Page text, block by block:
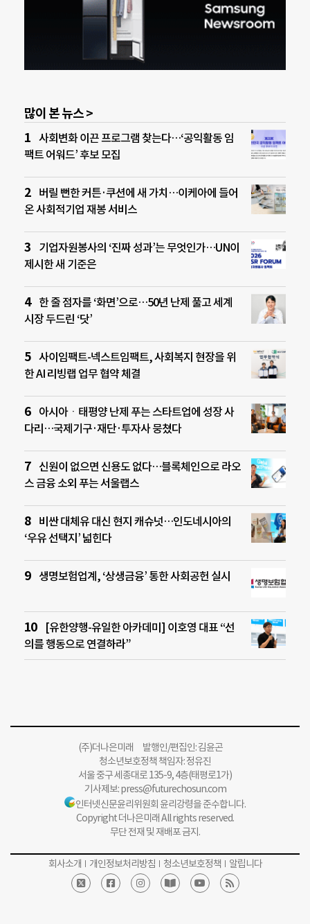
많이 본 뉴스 >
사회변화 이끈 프로그램 찾는다…‘공익활동 임
팩트 어워드’ 후보 모집
버릴 뻔한 커튼·쿠션에 새 가치…이케아에 들어
온 사회적기업 재봉 서비스
기업자원봉사의 ‘진짜 성과’는 무엇인가…UN이
제시한 새 기준은
한 줄 점자를 ‘화면’으로…50년 난제 풀고 세계
시장 두드린 ‘닷’
사이임팩트-넥스트임팩트, 사회복지 현장을 위
한 AI 리빙랩 업무 협약 체결
아시아ㆍ태평양 난제 푸는 스타트업에 성장 사
다리…국제기구·재단·투자사 뭉쳤다
신원이 없으면 신용도 없다…블록체인으로 라오
스 금융 소외 푸는 서울랩스
비싼 대체유 대신 현지 캐슈넛…인도네시아의
‘우유 선택지’ 넓힌다
생명보험업계, ‘상생금융’ 통한 사회공헌 실시
[유한양행-유일한 아카데미] 이호영 대표 “선
의를 행동으로 연결하라”
(주)더나은미래 발행인/편집인: 김윤곤
청소년보호정책 책임자: 정유진
서울 중구 세종대로 135-9, 4층(태평로1가)
기사제보:press@futurechosun.com
인터넷신문윤리위원회 윤리강령을 준수합니다.
Copyright 더나은미래 All rights reserved.
무단 전재 및 재배포 금지.
회사소개 개인정보처리방침 청소년보호정책 알립니다